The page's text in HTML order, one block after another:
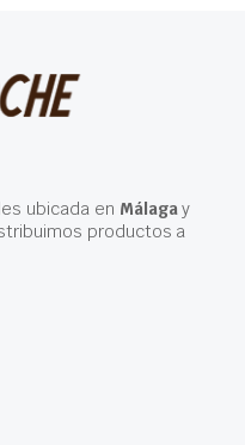
ubicada en Málagay
productos a